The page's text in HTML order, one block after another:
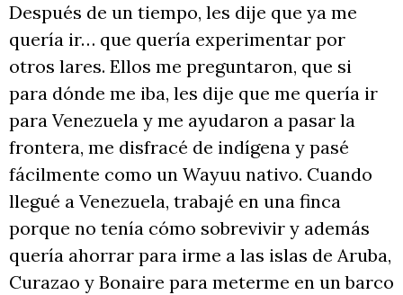
Después de un tiempo, les dije que ya me
quería ir… que quería experimentar por
otros lares. Ellos me preguntaron, que si
para dónde me iba, les dije que me quería ir
para Venezuela y me ayudaron a pasar la
frontera, me disfracé de indígena y pasé
fácilmente como un Wayuu nativo. Cuando
llegué a Venezuela, trabajé en una finca
porque no tenía cómo sobrevivir y además
quería ahorrar para irme a las islas de Aruba,
Curazao y Bonaire para meterme en un barco